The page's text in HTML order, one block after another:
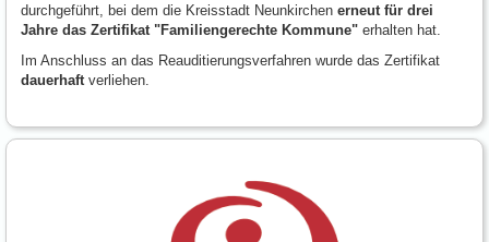
durchgeführt, bei dem die Kreisstadt Neunkirchen erneut für drei
Jahre das Zertifikat "Familiengerechte Kommune" erhalten hat.
Im Anschluss an das Reauditierungsverfahren wurde das Zertifikat
dauerhaft verliehen.